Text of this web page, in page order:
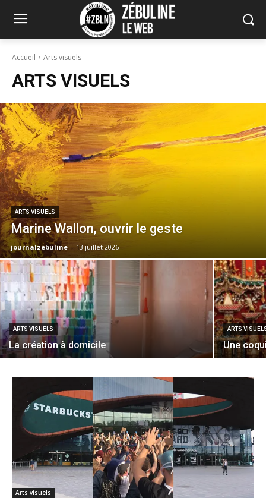
Accueil Arts visuels
ARTS VISUELS
ARTS VISUELS
Marine Wallon, ouvrir le geste
journalzebuline - 13 juillet 2026
ARTS VISUELS
La création à domicile
ARTS
Une
Arts visuels